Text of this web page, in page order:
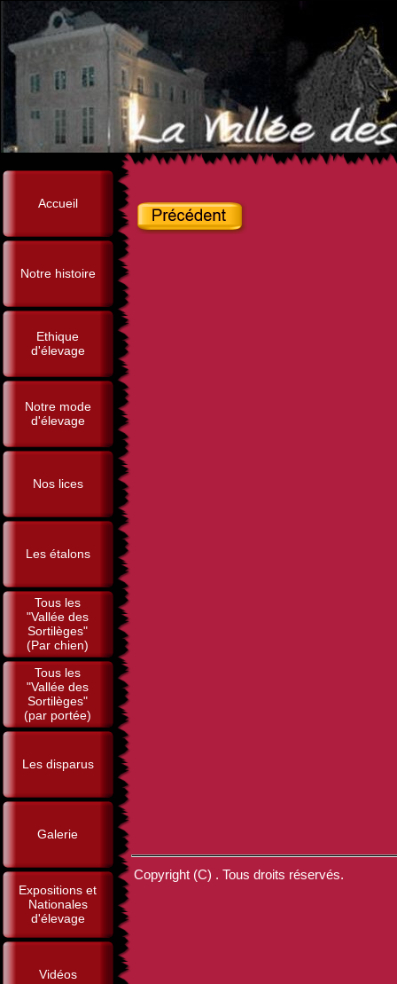
Accueil
Notre histoire
Ethique
d'élevage
Notre mode
d'élevage
Nos lices
Les étalons
Tous les
"Vallée des
Sortilèges"
(Par chien)
Tous les
"Vallée des
Sortilèges"
(par portée)
Les disparus
Galerie
Expositions et
Nationales
d'élevage
Vidéos
Copyright (C) . Tous droits réservés.